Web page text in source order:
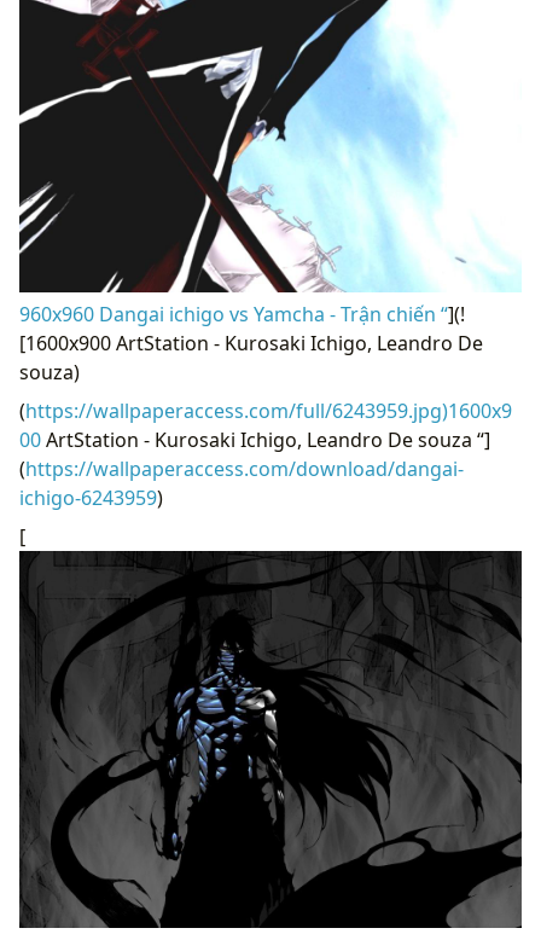
960x960 Dangai ichigo vs Yamcha - Trận chiến “](!
[1600x900 ArtStation - Kurosaki Ichigo, Leandro De
souza)
(https://wallpaperaccess.com/full/6243959.jpg)1600x9
00ArtStation - Kurosaki Ichigo, Leandro De souza “]
(https://wallpaperaccess.com/download/dangai-
ichigo-6243959)
[